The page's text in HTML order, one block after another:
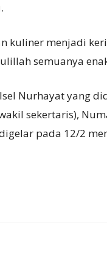
kuliner menjadi
semuanya
Nurhayat yang
sekertaris),
pada 12/2